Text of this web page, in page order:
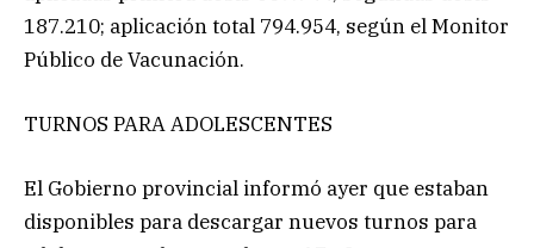
187.210; aplicación total 794.954, según el Monitor
Público de Vacunación.
TURNOS PARA ADOLESCENTES
El Gobierno provincial informó ayer que estaban
disponibles para descargar nuevos turnos para